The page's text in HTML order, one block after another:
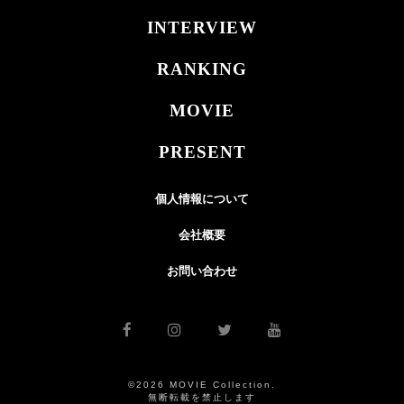
INTERVIEW
RANKING
MOVIE
PRESENT
個人情報について
会社概要
お問い合わせ
©2026 MOVIE Collection.
無断転載を禁止します